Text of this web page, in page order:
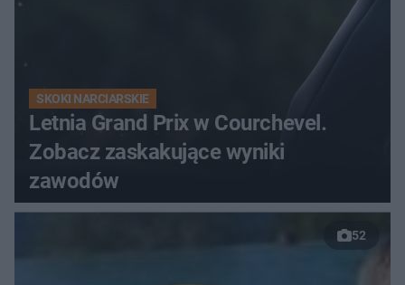
SKOKI NARCIARSKIE
Letnia Grand Prix w Courchevel.
Zobacz zaskakujące wyniki
zawodów
52